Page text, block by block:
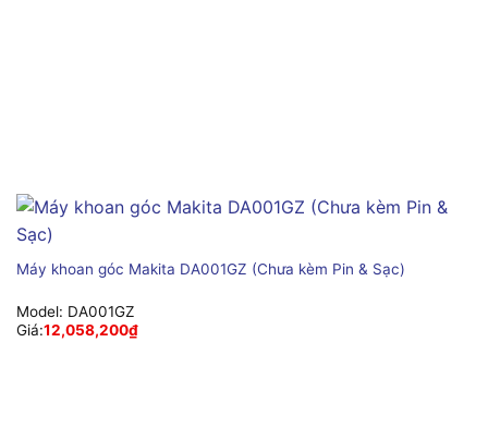
Máy khoan góc Makita DA001GZ (Chưa kèm Pin & Sạc)
Model: DA001GZ
Giá:12,058,200₫